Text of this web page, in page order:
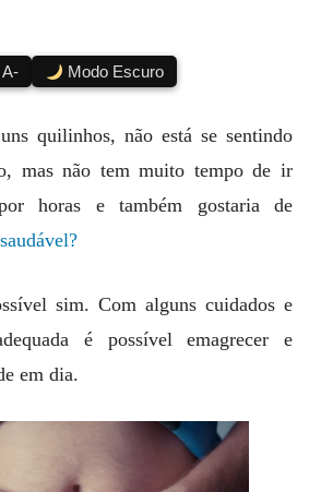
A- Modo Escuro
quilinhos, não está se sentindo
mas não tem muito tempo de ir
horas e também gostaria de
sim. Com alguns cuidados e
é possível emagrecer e
em dia.